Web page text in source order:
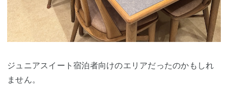
ジュニアスイート宿泊者向けのエリアだったのかもしれ
ません。